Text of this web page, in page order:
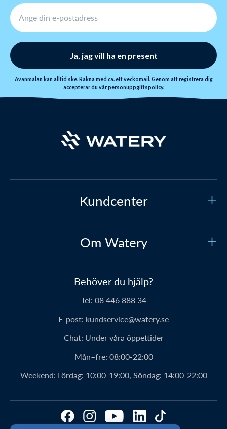
Ja, jag vill ha en present
Avanmälan kan alltid ske. Räkna med ca. ett veckomail. Genom att registrera dig
accepterar du vårpersonuppgiftspolicy.
Kundcenter
Kontakta oss
Prisgaranti
Retur
Rabattkoder
Bästa produktrekommendationer
Storleksguider
Om Watery
Vår historia
Personerna bakom Watery
Klubbavtal
Watery-ambassadör
Kundomdömen
Behöver du hjälp?
Tel: 08 446 888 34
E-post: kundservice@watery.se
Chat: Under våra öppettider
Mån–fre: 08:00-22:00
Weekend: Lördag: 10:00-19:00, Söndag: 14:00-22:00